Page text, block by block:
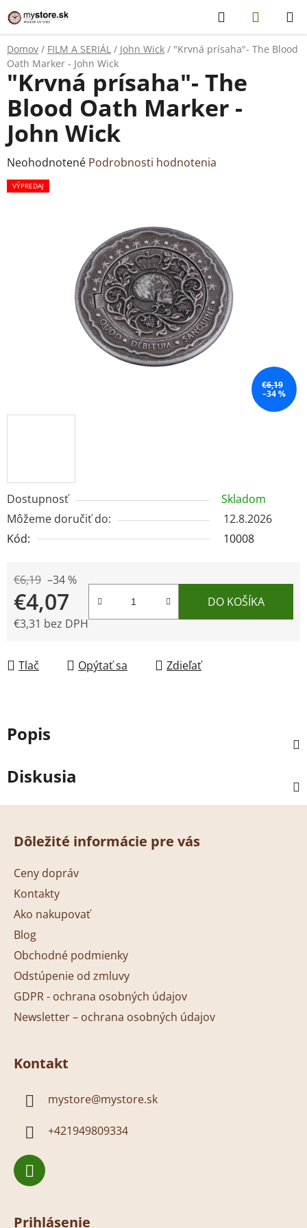
Prejsť
na
obsah
Hľadať
KOŠÍK
Domov / FILM A SERIÁL / John Wick / "Krvná prísaha"- The Blood
Oath Marker - John Wick
Dostupnosť
Skladom
Môžeme doručiť do:
12.8.2026
Kód:
10008
€6,19 –34 %
€4,07
€3,31 bez DPH
DO KOŠÍKA
Tlač Opýtať sa Zdieľať
"Krvná prísaha"- The
Blood Oath Marker -
John Wick
Priemerné
hodnotenie
Neohodnotené Podrobnosti hodnotenia
VÝPREDAJ
€6,19
–34 %
Popis
Diskusia
Z
Dôležité informácie pre vás
Ceny dopráv
Kontakty
Ako nakupovať
Blog
Obchodné podmienky
Odstúpenie od zmluvy
GDPR - ochrana osobných údajov
Newsletter – ochrana osobných údajov
Kontakt
mystore@mystore.sk
+421949809334
Prihlásenie